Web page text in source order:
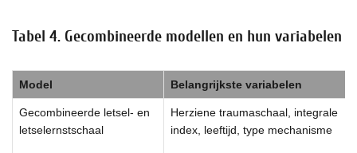
Tabel 4. Gecombineerde modellen en hun variabelen
Model Belangrijkste variabelen
Gecombineerde letsel- en
letselernstschaal
Herziene traumaschaal, integrale
index, leeftijd, type mechanisme